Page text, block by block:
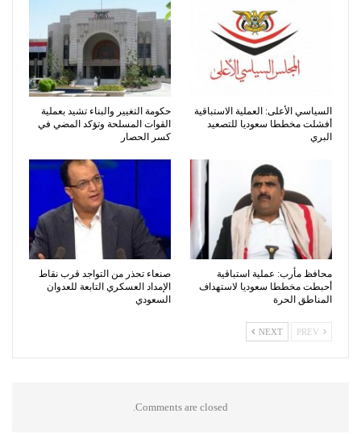
السياسي الأعلى: العملية الاستباقية
أفشلت مخططا سعوديا للتصعيد
البري
حكومة التغيير والبناء تشيد بعملية
القوات المسلحة وتؤكد المضي في
كسر الحصار
محافظ مأرب: عملية استباقية
أحبطت مخططا سعوديا لاستهداف
المناطق الحرة
صنعاء تحذر من التواجد قرب نقاط
الإمداد العسكري التابعة للعدوان
السعودي
NEXT
Comments are closed.